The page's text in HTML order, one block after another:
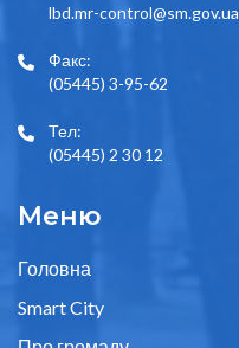
lbd.mr-control@sm.gov.ua
Факс:
(05445) 3-95-62
Тел:
(05445) 2 30 12
Меню
Головна
Smart City